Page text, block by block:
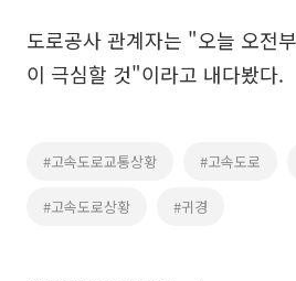
도로공사 관계자는 "오늘 오전
이 극심할 것"이라고 내다봤다.
#고속도로교통상황 #고속도로
#고속도로상황 #귀경